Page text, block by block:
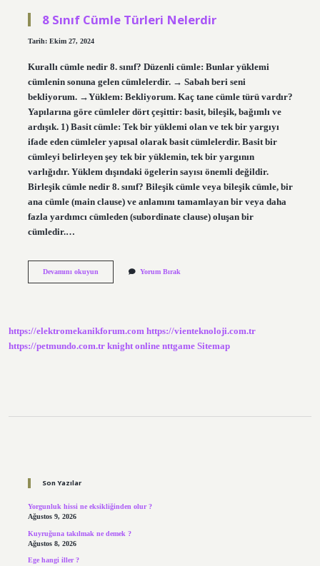
8 Sınıf Cümle Türleri Nelerdir
Tarih: Ekim 27, 2024
Kurallı cümle nedir 8. sınıf? Düzenli cümle: Bunlar yüklemi
cümlenin sonuna gelen cümlelerdir. → Sabah beri seni
bekliyorum. →Yüklem: Bekliyorum. Kaç tane cümle türü vardır?
Yapılarına göre cümleler dört çeşittir: basit, bileşik, bağımlı ve
ardışık. 1) Basit cümle: Tek bir yüklemi olan ve tek bir yargıyı
ifade eden cümleler yapısal olarak basit cümlelerdir. Basit bir
cümleyi belirleyen şey tek bir yüklemin, tek bir yargının
varlığıdır. Yüklem dışındaki ögelerin sayısı önemli değildir.
Birleşik cümle nedir 8. sınıf? Bileşik cümle veya bileşik cümle, bir
ana cümle (main clause) ve anlamını tamamlayan bir veya daha
fazla yardımcı cümleden (subordinate clause) oluşan bir
cümledir.…
Devamını okuyun8
Yorum Bırak
https://elektromekanikforum.com https://vienteknoloji.com.tr
https://petmundo.com.tr knight online nttgame Sitemap
Son Yazılar
Yorgunluk hissi ne eksikliğinden olur ?
Ağustos 9, 2026
Kuyruğuna takılmak ne demek ?
Ağustos 8, 2026
Ege hangi iller ?